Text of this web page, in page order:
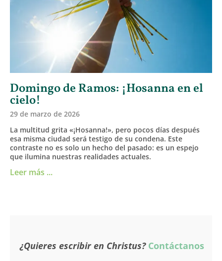
Domingo de Ramos: ¡Hosanna en el
cielo!
29 de marzo de 2026
La multitud grita «¡Hosanna!», pero pocos días después
esa misma ciudad será testigo de su condena. Este
contraste no es solo un hecho del pasado: es un espejo
que ilumina nuestras realidades actuales.
Leer más ...
¿Quieres escribir en Christus? Contáctanos